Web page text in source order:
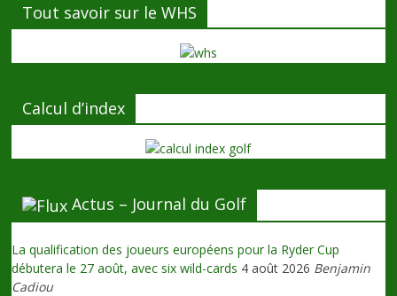
Tout savoir sur le WHS
Calcul d’index
Actus – Journal du Golf
La qualification des joueurs européens pour la Ryder Cup
débutera le 27 août, avec six wild-cards 4 août 2026 Benjamin
Cadiou